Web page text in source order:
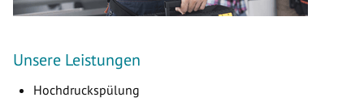
Unsere Leistungen
Hochdruckspülung